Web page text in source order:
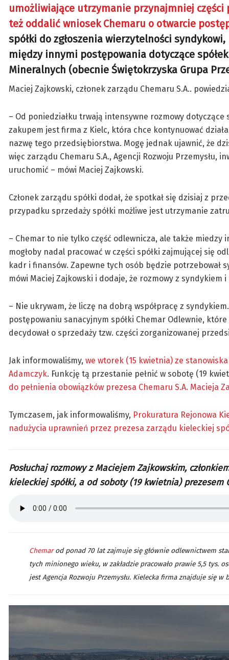
umożliwiające utrzymanie przynajmniej
też oddalić wniosek Chemaru o otwarcie
spółki do zgłoszenia wierzytelności
między innymi postępowania dotyczące
Mineralnych (obecnie Świętokrzyska Grupa
Maciej Zajkowski, członek zarządu Chemaru S.A..
– Od poniedziałku trwają intensywne rozmowy
zakupem jest firma z Kielc, która chce kontynuować
nazwę tego przedsiębiorstwa. Mogę jednak ujawnić, że
więc zarządu Chemaru S.A., Agencji Rozwoju Przemysłu,
uruchomić – mówi Maciej Zajkowski.
Członek zarządu spółki dodał, że spotkał się dzisiaj z
przypadku sprzedaży spółki możliwe jest utrzymanie
– Chemar to nie tylko część odlewnicza, ale także miedzy
mogłoby nadal pracować w części spółki zajmującej się
kadr i finansów. Zapewne tych osób będzie
mówi Maciej Zajkowski i dodaje, że rozmowy z
– Nie ukrywam, że liczę na dobrą współpracę z
postępowaniu sanacyjnym spółki Chemar Odlewnie,
decydował o sprzedaży tzw. części zorganizowanej
Jak informowaliśmy, we wtorek (15 kwietnia) ze
Adamczyk. Funkcję tą przestanie pełnić w sobotę (19
do pełnienia obowiązków prezesa Chemaru S.A. Macieja
Tymczasem, jak informowaliśmy, Prokuratura Rejonowa
nadużycia uprawnień przez prezesa zarządu kieleckiej
Posłuchaj rozmowy z Maciejem Zajkowskim,
kieleckiej spółki, a od soboty (19 kwietnia) prezesem
Chemarod ponad 70 lat zajmuje się głównie odlewnictwem
tych minionego wieku, w zakładzie pracowało prawie 5,5 tys.
jest Agencja Rozwoju Przemysłu. Kielecka firma znajduje się